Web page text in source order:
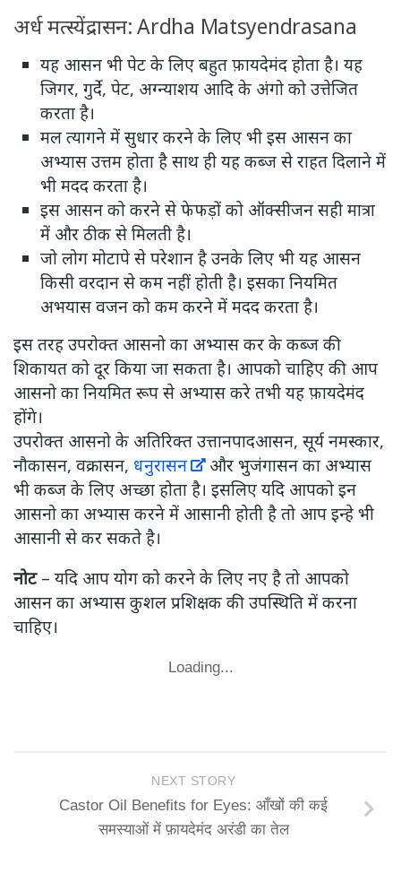
अर्ध मत्स्येंद्रासन: Ardha Matsyendrasana
यह आसन भी पेट के लिए बहुत फ़ायदेमंद होता है। यह
जिगर, गुर्दे, पेट, अग्न्याशय आदि के अंगो को उत्तेजित
करता है।
मल त्यागने में सुधार करने के लिए भी इस आसन का
अभ्यास उत्तम होता है साथ ही यह कब्ज से राहत दिलाने में
भी मदद करता है।
इस आसन को करने से फेफड़ों को ऑक्सीजन सही मात्रा
में और ठीक से मिलती है।
जो लोग मोटापे से परेशान है उनके लिए भी यह आसन
किसी वरदान से कम नहीं होती है। इसका नियमित
अभयास वजन को कम करने में मदद करता है।
इस तरह उपरोक्त आसनो का अभ्यास कर के कब्ज की
शिकायत को दूर किया जा सकता है। आपको चाहिए की आप
आसनो का नियमित रूप से अभ्यास करे तभी यह फ़ायदेमंद
होंगे।
उपरोक्त आसनो के अतिरिक्त उत्तानपादआसन, सूर्य नमस्कार,
नौकासन, वक्रासन, धनुरासन
और भुजंगासन का अभ्यास
भी कब्ज के लिए अच्छा होता है। इसलिए यदि आपको इन
आसनो का अभ्यास करने में आसानी होती है तो आप इन्हे भी
आसानी से कर सकते है।
नोट– यदि आप योग को करने के लिए नए है तो आपको
आसन का अभ्यास कुशल प्रशिक्षक की उपस्थिति में करना
चाहिए।
Loading...
NEXT STORY
Castor Oil Benefits for Eyes: आँखों की कई
समस्याओं में फ़ायदेमंद अरंडी का तेल